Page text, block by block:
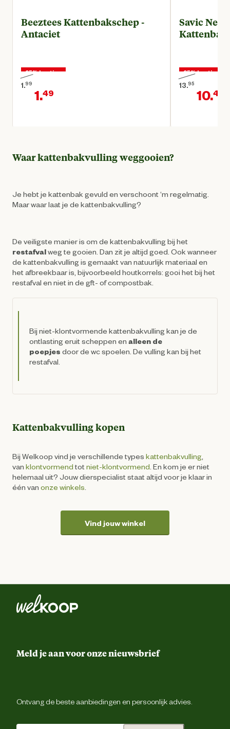
Beeztees Kattenbakschep -
Antaciet
25% korting
1.99
Oorspronkelijke prijs € 1,99
1.49
Huidige prijs € 1,49
Savic
25% korting
13.95
10.46
Waar kattenbakvulling weggooien?
Je hebt je kattenbak gevuld en verschoont ‘m regelmatig.
Maar waar laat je de kattenbakvulling?
De veiligste manier is om de kattenbakvulling bij het
restafvalweg te gooien. Dan zit je altijd goed. Ook wanneer
de kattenbakvulling is gemaakt van natuurlijk materiaal en
het afbreekbaar is, bijvoorbeeld houtkorrels: gooi het bij het
restafval en niet in de gft- of compostbak.
Bij niet-klontvormende kattenbakvulling kan je de
ontlasting eruit scheppen en alleen de
poepjes door de wc spoelen. De vulling kan bij het
restafval.
Kattenbakvulling kopen
Bij Welkoop vind je verschillende types kattenbakvulling
van klontvormendtot niet-klontvormend . En kom je er niet
helemaal uit? Jouw dierspecialist staat altijd voor je klaar in
één van onze winkels
Vind jouw winkel
Meld je aan voor onze nieuwsbrief
Ontvang de beste aanbiedingen en persoonlijk advies.